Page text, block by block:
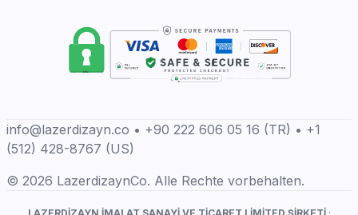
info@lazerdizayn.co • +90 222 606 05 16 (TR) • +1
(512) 428-8767 (US)
© 2026 LazerdizaynCo. Alle Rechte vorbehalten.